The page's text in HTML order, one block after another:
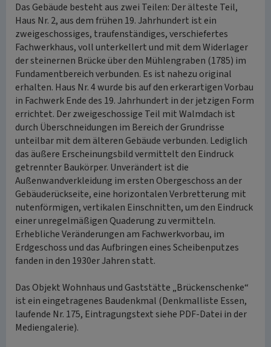
Das Gebäude besteht aus zwei Teilen: Der älteste Teil,
Haus Nr. 2, aus dem frühen 19. Jahrhundert ist ein
zweigeschossiges, traufenständiges, verschiefertes
Fachwerkhaus, voll unterkellert und mit dem Widerlager
der steinernen Brücke über den Mühlengraben (1785) im
Fundamentbereich verbunden. Es ist nahezu original
erhalten. Haus Nr. 4 wurde bis auf den erkerartigen Vorbau
in Fachwerk Ende des 19. Jahrhundert in der jetzigen Form
errichtet. Der zweigeschossige Teil mit Walmdach ist
durch Überschneidungen im Bereich der Grundrisse
unteilbar mit dem älteren Gebäude verbunden. Lediglich
das äußere Erscheinungsbild vermittelt den Eindruck
getrennter Baukörper. Unverändert ist die
Außenwandverkleidung im ersten Obergeschoss an der
Gebäuderückseite, eine horizontalen Verbretterung mit
nutenförmigen, vertikalen Einschnitten, um den Eindruck
einer unregelmäßigen Quaderung zu vermitteln.
Erhebliche Veränderungen am Fachwerkvorbau, im
Erdgeschoss und das Aufbringen eines Scheibenputzes
fanden in den 1930er Jahren statt.
Das Objekt Wohnhaus und Gaststätte „Brückenschenke“
ist ein eingetragenes Baudenkmal (Denkmalliste Essen,
laufende Nr. 175, Eintragungstext siehe PDF-Datei in der
Mediengalerie).